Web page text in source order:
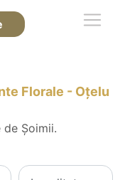
Florale - Oţelu
Șoimii.